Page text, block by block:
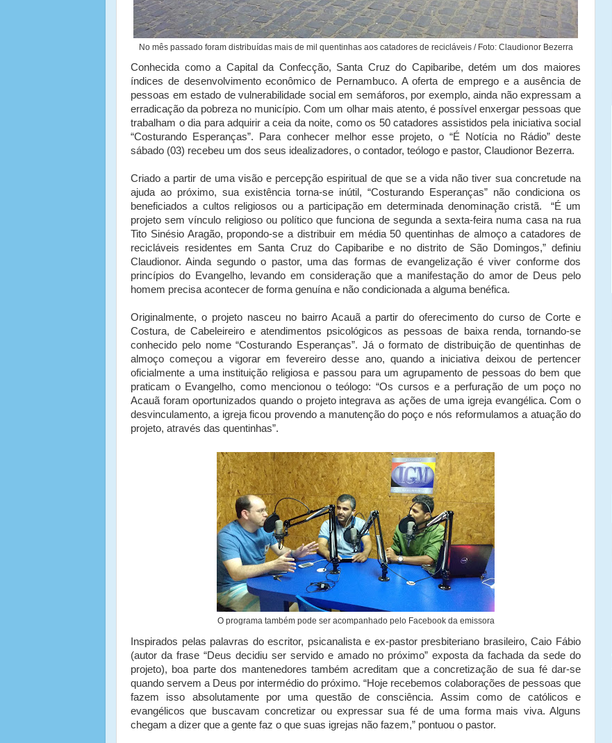
No mês passado foram distribuídas mais de mil quentinhas aos catadores de recicláveis / Foto: Claudionor Bezerra
Conhecida como a Capital da Confecção, Santa Cruz do Capibaribe, detém um dos maiores
índices de desenvolvimento econômico de Pernambuco. A oferta de emprego e a ausência de
pessoas em estado de vulnerabilidade social em semáforos, por exemplo, ainda não expressam a
erradicação da pobreza no município. Com um olhar mais atento, é possível enxergar pessoas que
trabalham o dia para adquirir a ceia da noite, como os 50 catadores assistidos pela iniciativa social
“Costurando Esperanças”. Para conhecer melhor esse projeto, o “É Notícia no Rádio” deste
sábado (03) recebeu um dos seus idealizadores, o contador, teólogo e pastor, Claudionor Bezerra.
Criado a partir de uma visão e percepção espiritual de que se a vida não tiver sua concretude na
ajuda ao próximo, sua existência torna-se inútil, “Costurando Esperanças” não condiciona os
beneficiados a cultos religiosos ou a participação em determinada denominação cristã. “É um
projeto sem vínculo religioso ou político que funciona de segunda a sexta-feira numa casa na rua
Tito Sinésio Aragão, propondo-se a distribuir em média 50 quentinhas de almoço a catadores de
recicláveis residentes em Santa Cruz do Capibaribe e no distrito de São Domingos,” definiu
Claudionor. Ainda segundo o pastor, uma das formas de evangelização é viver conforme dos
princípios do Evangelho, levando em consideração que a manifestação do amor de Deus pelo
homem precisa acontecer de forma genuína e não condicionada a alguma benéfica.
Originalmente, o projeto nasceu no bairro Acauã a partir do oferecimento do curso de Corte e
Costura, de Cabeleireiro e atendimentos psicológicos as pessoas de baixa renda, tornando-se
conhecido pelo nome “Costurando Esperanças”. Já o formato de distribuição de quentinhas de
almoço começou a vigorar em fevereiro desse ano, quando a iniciativa deixou de pertencer
oficialmente a uma instituição religiosa e passou para um agrupamento de pessoas do bem que
praticam o Evangelho, como mencionou o teólogo: “Os cursos e a perfuração de um poço no
Acauã foram oportunizados quando o projeto integrava as ações de uma igreja evangélica. Com o
desvinculamento, a igreja ficou provendo a manutenção do poço e nós reformulamos a atuação do
projeto, através das quentinhas”.
O programa também pode ser acompanhado pelo Facebook da emissora
Inspirados pelas palavras do escritor, psicanalista e ex-pastor presbiteriano brasileiro, Caio Fábio
(autor da frase “Deus decidiu ser servido e amado no próximo” exposta da fachada da sede do
projeto), boa parte dos mantenedores também acreditam que a concretização de sua fé dar-se
quando servem a Deus por intermédio do próximo. “Hoje recebemos colaborações de pessoas que
fazem isso absolutamente por uma questão de consciência. Assim como de católicos e
evangélicos que buscavam concretizar ou expressar sua fé de uma forma mais viva. Alguns
chegam a dizer que a gente faz o que suas igrejas não fazem,” pontuou o pastor.